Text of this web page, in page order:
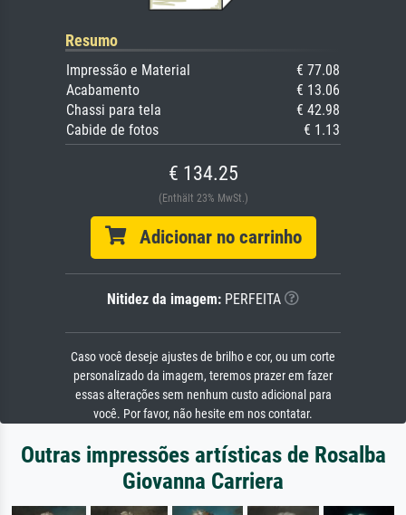
Resumo
Impressão e Material
€ 77.08
Acabamento
€ 13.06
Chassi para tela
€ 42.98
Cabide de fotos
€ 1.13
€ 134.25
(Enthält 23% MwSt.)
Adicionar no carrinho
Nitidez da imagem: PERFEITA
Caso você deseje ajustes de brilho e cor, ou um corte
personalizado da imagem, teremos prazer em fazer
essas alterações sem nenhum custo adicional para
você. Por favor, não hesite em nos contatar.
Outras impressões artísticas de Rosalba
Giovanna Carriera